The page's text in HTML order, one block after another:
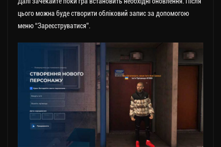
цього можна буде створити обліковий запис за допомогою
меню “Зареєструватися”.